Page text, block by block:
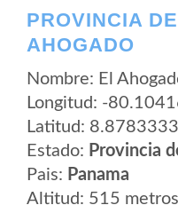
PROVINCIA
AHOGADO
Nombre: El
Longitud: -
Latitud: 8.8783333
Estado: Provincia
Pais: Panama
Altitud: 515